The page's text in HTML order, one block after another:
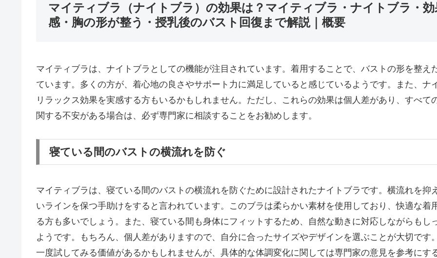
マイティブラ（ナイトブラ）の効果は？マイティブラ・ナイトブラ・
感・胸の形が整う・授乳後のバスト回復まで解説｜概要
マイティブラは、ナイトブラとしての機能が注目されています。着用することで、バストの形を整
ています。多くの方が、着心地の良さやサポート力に満足していると感じているようです。また、
リラックス効果を実感する方もいるかもしれません。ただし、これらの効果は個人差があり、すべ
関する不安がある場合は、必ず専門家に相談することをお勧めします。
寝ている間のバストの横流れを防ぐ
マイティブラは、寝ている間のバストの横流れを防ぐために設計されたナイトブラです。横流れを抑
いラインを保つ手助けをすると言われています。このブラは柔らかい素材を使用しており、快適な着
る方も多いでしょう。また、寝ている間も身体にフィットするため、自然な動きに対応しながらも
ようです。もちろん、個人差がありますので、自分に合ったサイズやデザインを選ぶことが大切で
一度試してみる価値があるかもしれませんが、具体的な体調変化に関しては専門家の意見を参考にす